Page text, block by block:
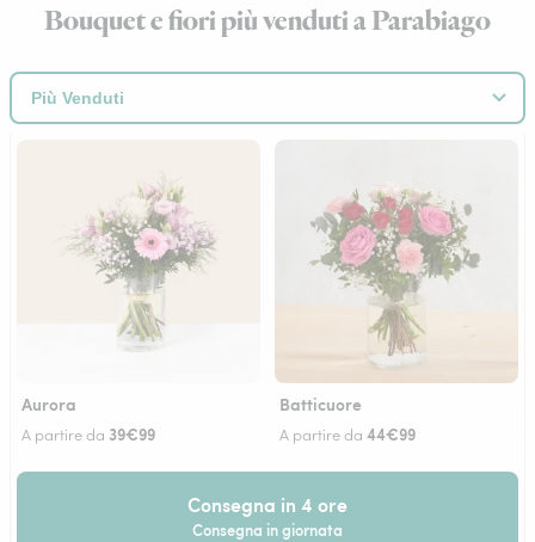
Bouquet e fiori più venduti a Parabiago
Aurora
A partire da 39€99
Batticuore
A partire da 44€99
Consegna in 4 ore
Consegna in giornata